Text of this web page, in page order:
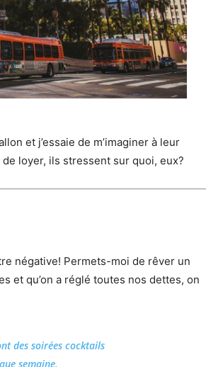
et j’essaie de m’imaginer à leur
loyer, ils stressent sur quoi, eux?
négative! Permets-moi de rêver un
et qu’on a réglé toutes nos dettes, on
des soirées cocktails
semaine.